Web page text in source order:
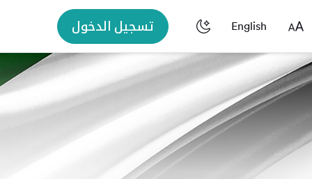
English تسجيل الدخول